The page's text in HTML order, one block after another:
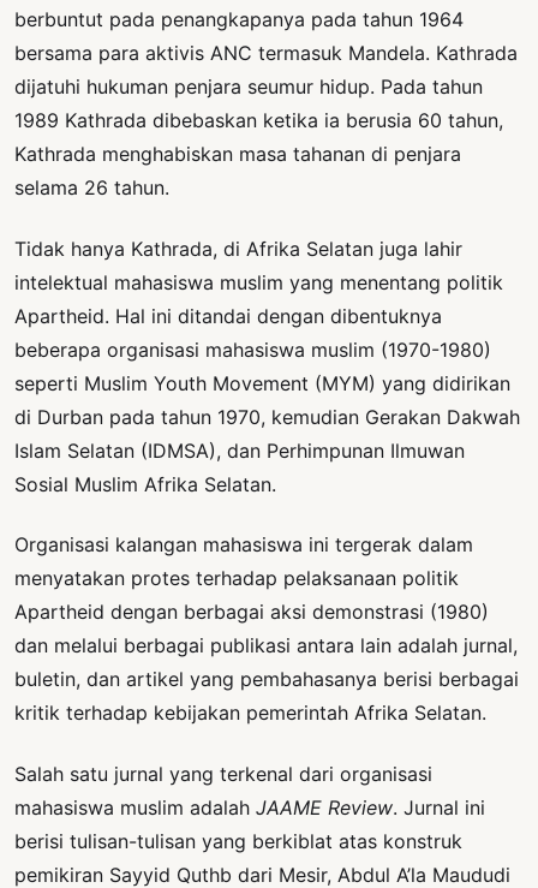
berbuntut pada penangkapanya pada tahun 1964
bersama para aktivis ANC termasuk Mandela. Kathrada
dijatuhi hukuman penjara seumur hidup. Pada tahun
1989 Kathrada dibebaskan ketika ia berusia 60 tahun,
Kathrada menghabiskan masa tahanan di penjara
selama 26 tahun.
Tidak hanya Kathrada, di Afrika Selatan juga lahir
intelektual mahasiswa muslim yang menentang politik
Apartheid. Hal ini ditandai dengan dibentuknya
beberapa organisasi mahasiswa muslim (1970-1980)
seperti Muslim Youth Movement (MYM) yang didirikan
di Durban pada tahun 1970, kemudian Gerakan Dakwah
Islam Selatan (IDMSA), dan Perhimpunan Ilmuwan
Sosial Muslim Afrika Selatan.
Organisasi kalangan mahasiswa ini tergerak dalam
menyatakan protes terhadap pelaksanaan politik
Apartheid dengan berbagai aksi demonstrasi (1980)
dan melalui berbagai publikasi antara lain adalah jurnal,
buletin, dan artikel yang pembahasanya berisi berbagai
kritik terhadap kebijakan pemerintah Afrika Selatan.
Salah satu jurnal yang terkenal dari organisasi
mahasiswa muslim adalah JAAME Review. Jurnal ini
berisi tulisan-tulisan yang berkiblat atas konstruk
pemikiran Sayyid Quthb dari Mesir, Abdul A’la Maududi